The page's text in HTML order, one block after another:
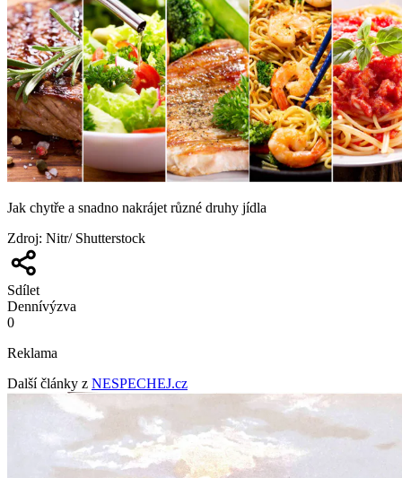
Jak chytře a snadno nakrájet různé druhy jídla
Zdroj: Nitr/ Shutterstock
Sdílet
Dennívýzva
0
Reklama
Další články z NESPECHEJ.cz